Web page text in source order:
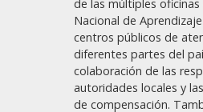
de las múltiples oficinas
Nacional de
centros públicos de
diferentes partes del
colaboración de las
autoridades locales y
de compensación.